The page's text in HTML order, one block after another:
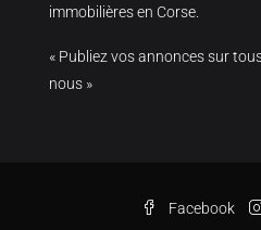
immobilières en Corse.
« Publiez vos annonces sur
nous »
Facebook